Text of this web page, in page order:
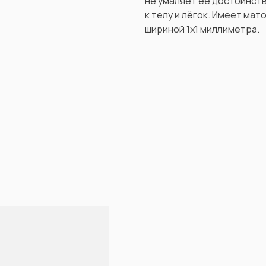
к телу и лёгок. Имеет
шириной 1х1 миллиметра.